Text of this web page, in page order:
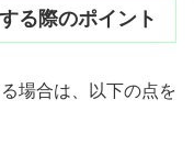
る際のポイント
場合は、以下の点を